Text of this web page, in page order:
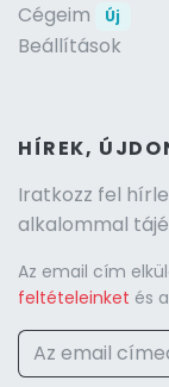
Cégeim Új
Beállítások
HÍREK,
Iratkozz fel
alkalommal
Az email cím
feltételeinket és